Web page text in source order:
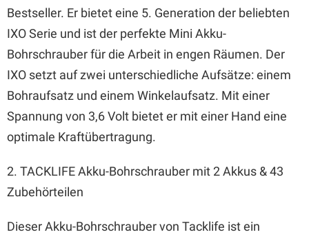
Bestseller. Er bietet eine 5. Generation der beliebten
IXO Serie und ist der perfekte Mini Akku-
Bohrschrauber für die Arbeit in engen Räumen. Der
IXO setzt auf zwei unterschiedliche Aufsätze: einem
Bohraufsatz und einem Winkelaufsatz. Mit einer
Spannung von 3,6 Volt bietet er mit einer Hand eine
optimale Kraftübertragung.
2. TACKLIFE Akku-Bohrschrauber mit 2 Akkus & 43
Zubehörteilen
Dieser Akku-Bohrschrauber von Tacklife ist ein